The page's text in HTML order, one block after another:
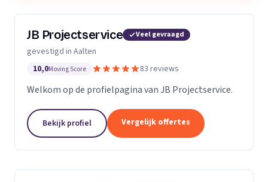
JB Projectservice Veel gevraagd
gevestigd in Aalten
10,0Moving Score 83 reviews
Welkom op de profielpagina van JB Projectservice.
Bekijk profiel Vergelijk offertes